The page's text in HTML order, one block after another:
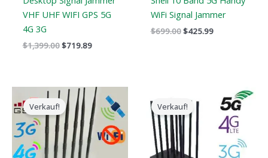
VHF UHF WIFI GPS 5G
4G 3G
$1,399.00$719.89
WiFi Signal Jammer
$699.00$425.99
Verkauf!
Der
ursprüngliche
Preis
war:
$899.00.
Der
aktuelle
Preis
ist:
$508.99.
Verkauf!
ursprüngliche
Preis
war:
$1,099.00.
aktuelle
Preis
ist:
$616.99.